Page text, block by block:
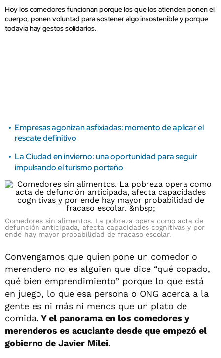
Hoy los comedores funcionan porque los que los atienden ponen el
cuerpo, ponen voluntad para sostener algo insostenible y porque
todavía hay gestos solidarios.
Empresas agonizan asfixiadas: momento de aplicar el
rescate definitivo
La Ciudad en invierno: una oportunidad para seguir
impulsando el turismo porteño
Comedores sin alimentos. La pobreza opera como acta de
defunción anticipada, afecta capacidades cognitivas y por
ende hay mayor probabilidad de fracaso escolar.
Convengamos que quien pone un comedor o
merendero no es alguien que dice “qué copado,
qué bien emprendimiento” porque lo que está
en juego, lo que esa persona o ONG acerca a la
gente es ni más ni menos que un plato de
comida. Y el panorama en los comedores y
merenderos es acuciante desde que empezó el
gobierno de Javier Milei.